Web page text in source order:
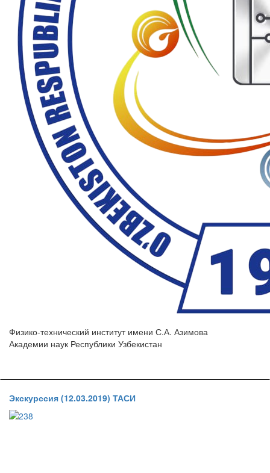
Физико-технический институт имени С.А. Азимова
Академии наук Республики Узбекистан
Экскурссия (12.03.2019) ТАСИ